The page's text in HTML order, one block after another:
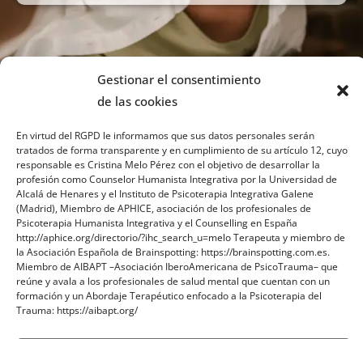
Gestionar el consentimiento
de las cookies
En virtud del RGPD le informamos que sus datos personales serán
tratados de forma transparente y en cumplimiento de su artículo 12, cuyo
responsable es Cristina Melo Pérez con el objetivo de desarrollar la
profesión como Counselor Humanista Integrativa por la Universidad de
Alcalá de Henares y el Instituto de Psicoterapia Integrativa Galene
(Madrid), Miembro de APHICE, asociación de los profesionales de
Psicoterapia Humanista Integrativa y el Counselling en España
http://aphice.org/directorio/?ihc_search_u=melo Terapeuta y miembro de
la Asociación Española de Brainspotting: https://brainspotting.com.es.
Miembro de AIBAPT –Asociación IberoAmericana de PsicoTrauma– que
reúne y avala a los profesionales de salud mental que cuentan con un
formación y un Abordaje Terapéutico enfocado a la Psicoterapia del
Trauma: https://aibapt.org/
Sobre mi
Contacto
Blog